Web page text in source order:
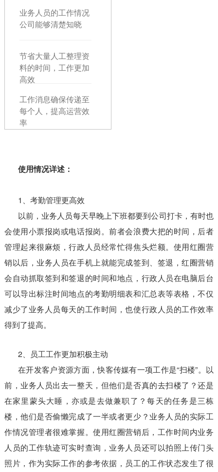
业务人员的工作情况
公司能够清楚知晓
节省大量人工整理资
料的时间，工作更加
高效
工作消息确保传递至
每个人，提高运营效
率
使用情况详述：
1、考勤管理更高效
以前，业务人员每天早晚上下班都要到公司打卡，有时也
会使用小票报岗或电话报岗。前者会浪费大把的时间，后者
管理起来很麻烦，行政人员经常忙得焦头烂额。使用红圈营
销以后，业务人员在手机上就能完成签到、签退，红圈营销
会自动抓取签到和签退的时间和地点，行政人员在电脑后台
可以导出标注时间地点的考勤明细表和汇总表等表格，不仅
减少了业务人员每天的工作时间，也使行政人员的工作效率
得到了提高。
2、员工工作更加积极主动
在开发客户资源方面，快客传媒有一项工作是“扫楼”。以
前，业务人员出去一整天，但他们是否真的去扫楼了？还是
在家里蒙头大睡，亦或是去做兼职了？每天的任务是三栋
楼，他们是否偷懒完成了一半或者更少？业务人员的实际工
作情况管理者很难掌握。使用红圈营销后，工作时间内业务
人员的工作轨迹可实时查询，业务人员还可以拍照上传门头
照片，作为实际工作的参考依据，员工的工作状态发生了很